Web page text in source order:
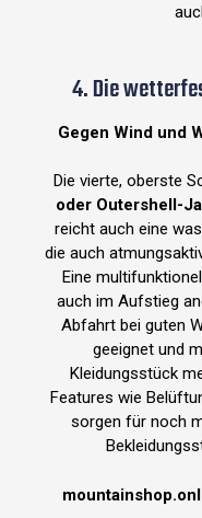
4. Die
Gegen Wind und
Die vierte, oberste
oder Outershell-
reicht auch eine
die auch
Eine
auch im Aufstieg
Abfahrt bei guten
geeignet und
Kleidungsstück
Features wie
sorgen für noch